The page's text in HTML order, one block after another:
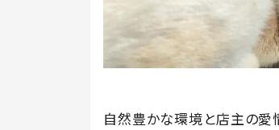
自然豊かな環境と店主の愛